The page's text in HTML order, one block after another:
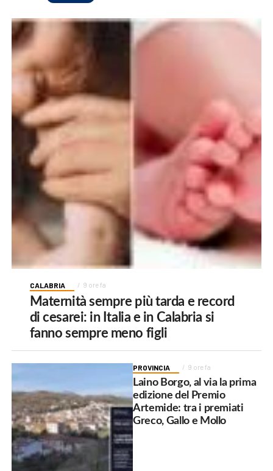
CALABRIA 9 ore fa
Maternità sempre più tarda e record
di cesarei: in Italia e in Calabria si
fanno sempre meno figli
PROVINCIA 9 ore fa
Laino Borgo, al via la prima
edizione del Premio
Artemide: tra i premiati
Greco, Gallo e Mollo